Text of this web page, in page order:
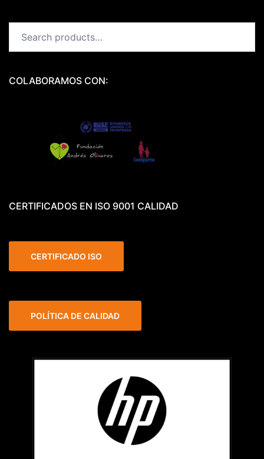
for:
COLABORAMOS CON:
CERTIFICADOS EN ISO 9001 CALIDAD
CERTIFICADO ISO
POLÍTICA DE CALIDAD